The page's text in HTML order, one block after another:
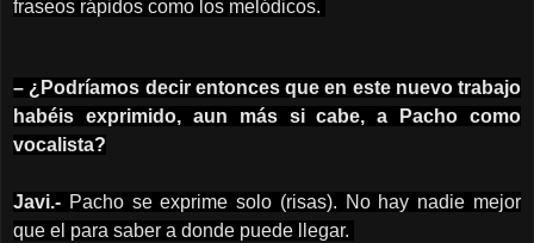
fraseos rápidos como los melódicos.
– ¿Podríamos decir entonces que en este nuevo trabajo
habéis exprimido, aun más si cabe, a Pacho como
vocalista?
Javi.- Pacho se exprime solo (risas). No hay nadie mejor
que el para saber a donde puede llegar.